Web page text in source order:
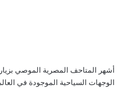
الوجهات السياحية الموجودة في